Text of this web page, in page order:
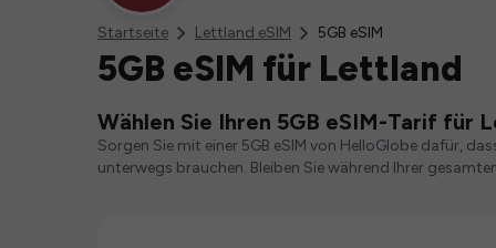
Startseite Lettland eSIM 5GB eSIM
5GB eSIM für Lettland
Wählen Sie Ihren 5GB eSIM-Tarif für
Sorgen Sie mit einer 5GB eSIM von HelloGlobe dafür,
unterwegs brauchen. Bleiben Sie während Ihrer